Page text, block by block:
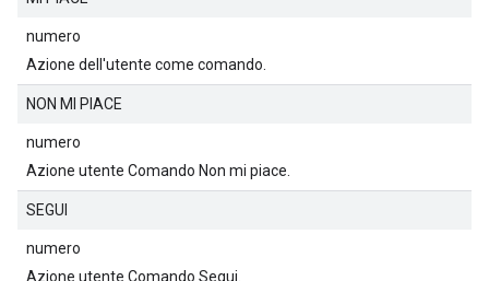
numero
Azione dell'utente come comando.
NON MI PIACE
numero
Azione utente Comando Non mi piace.
SEGUI
numero
Azione utente Comando Segui.